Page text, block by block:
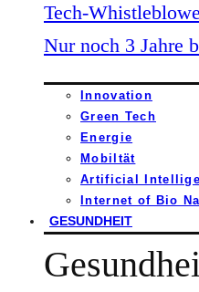
Tech-
Nur noch 3 Jahre
Innovation
Green Tech
Energie
Mobiltät
Artificial
Internet of Bio
GESUNDHEIT